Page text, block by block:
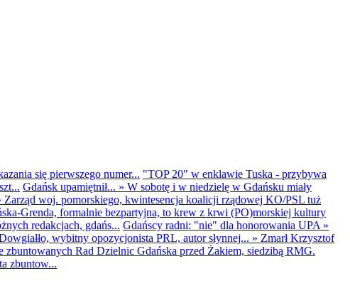
się pierwszego numer... "TOP 20" w enklawie Tuska - przybywa
Gdańsk upamiętnił... » W sobotę i w niedzielę w Gdańsku miały
Zarząd woj. pomorskiego, kwintesencja koalicji rządowej KO/PSL tuż
Grenda, formalnie bezpartyjna, to krew z krwi (PO)morskiej kultury
redakcjach, gdańs... Gdańscy radni: "nie" dla honorowania UPA »
wybitny opozycjonista PRL, autor słynnej... » Zmarł Krzysztof
Rad Dzielnic Gdańska przed Żakiem, siedzibą RMG.
zbuntow...